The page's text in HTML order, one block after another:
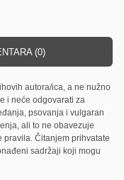
(0)
autora/ica, a ne nužno
i neće odgovarati za
psovanja i vulgaran
ali to ne obavezuje
pravila. Čitanjem prihvatate
sadržaji koji mogu